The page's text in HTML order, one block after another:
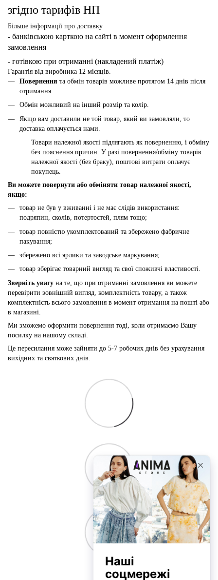
згідно тарифів НП
Більше інформації про доставку
- банківською карткою на сайті в момент оформлення
замовлення
- готівкою при отриманні (накладений платіж)
Гарантія від виробника 12 місяців.
Повернення та обмін товарів можливе протягом 14 днів після
отримання.
Обмін можливий на інший розмір та колір.
Якщо вам доставили не той товар, який ви замовляли, то
доставка оплачується нами.
Товари належної якості підлягають як поверненню, і обміну
без пояснення причин. У разі повернення/обміну товарів
належної якості (без браку), поштові витрати оплачує
покупець.
Ви можете повернути або обміняти товар належної якості,
якщо:
товар не був у вживанні і не має слідів використання:
подряпин, сколів, потертостей, плям тощо;
товар повністю укомплектований та збережено фабричне
пакування;
збережено всі ярлики та заводське маркування;
товар зберігає товарний вигляд та свої споживчі властивості.
Зверніть увагу на те, що при отриманні замовлення ви можете
перевірити зовнішній вигляд, комплектність товару, а також
комплектність всього замовлення в момент отримання на пошті або
в магазині.
Ми зможемо оформити повернення тоді, коли отримаємо Вашу
посилку на нашому складі.
Це пересилання може зайняти до 5-7 робочих днів без урахування
вихідних та святкових днів.